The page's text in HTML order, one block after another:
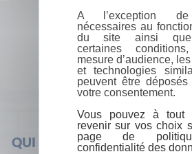
QUI SOMMES-NOUS ? FOIRE
A l’exception
nécessaires au
du site ainsi
certaines
mesure d’audience,
et technologies
peuvent être déposés
votre consentement.
Vous pouvez à tout
revenir sur vos choix
page de
confidentialité des